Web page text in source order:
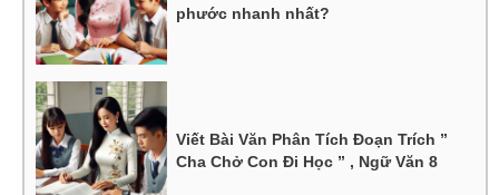
phước nhanh nhất?
Viết Bài Văn Phân Tích Đoạn Trích ”
Cha Chở Con Đi Học ” , Ngữ Văn 8